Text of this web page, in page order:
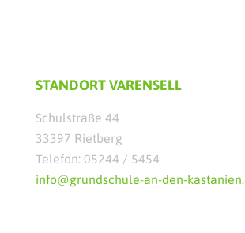
STANDORT VARENSELL
Schulstraße 44
33397 Rietberg
Telefon: 05244 / 5454
info@grundschule-an-den-